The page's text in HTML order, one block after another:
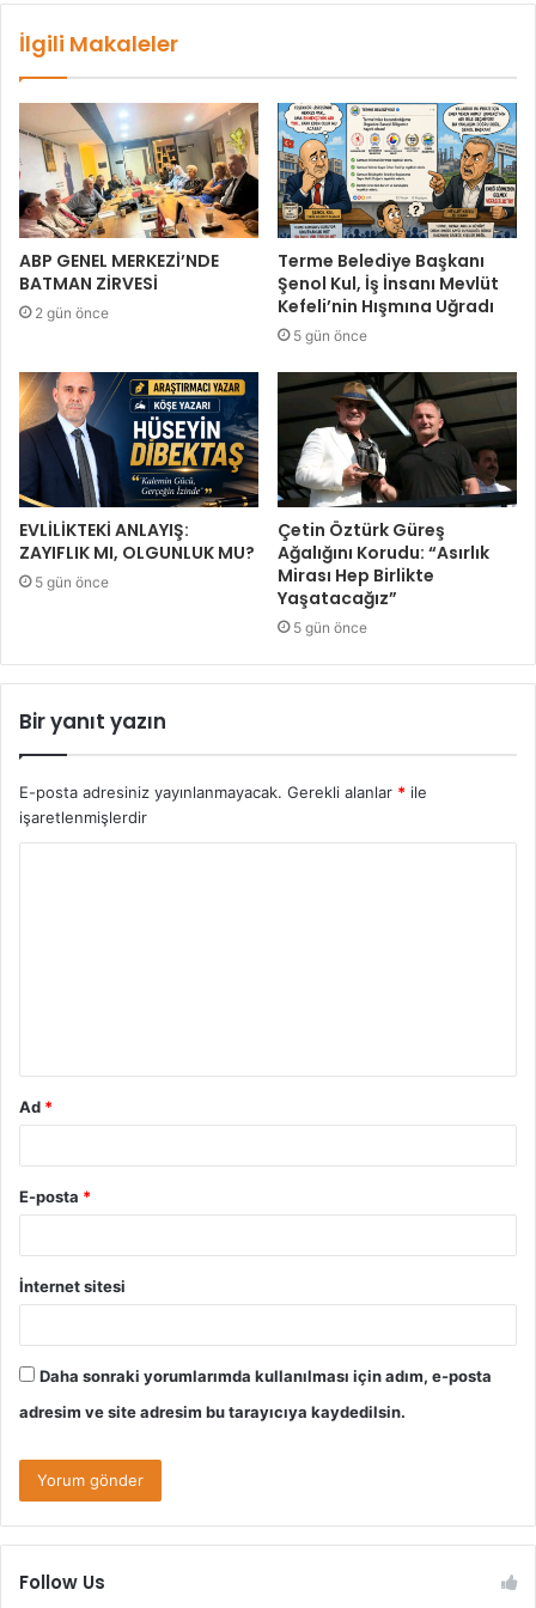
İlgili Makaleler
ABP GENEL MERKEZİ’NDE
BATMAN ZİRVESİ
2 gün önce
Terme Belediye Başkanı
Şenol Kul, İş İnsanı Mevlüt
Kefeli’nin Hışmına Uğradı
5 gün önce
EVLİLİKTEKİ ANLAYIŞ:
ZAYIFLIK MI, OLGUNLUK MU?
5 gün önce
Çetin Öztürk Güreş
Ağalığını Korudu: “Asırlık
Mirası Hep Birlikte
Yaşatacağız”
5 gün önce
Bir yanıt yazın
E-posta adresiniz yayınlanmayacak. Gerekli alanlar * ile
işaretlenmişlerdir
Ad *
E-posta *
İnternet sitesi
Daha sonraki yorumlarımda kullanılması için adım, e-posta
adresim ve site adresim bu tarayıcıya kaydedilsin.
Follow Us